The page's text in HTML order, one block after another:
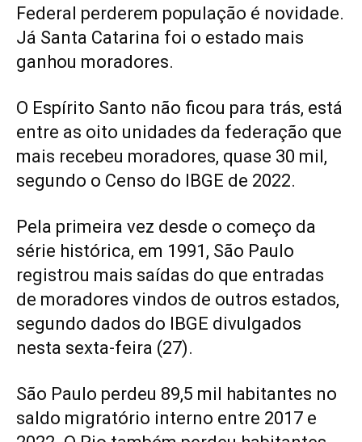
Federal perderem população é novidade.
Já Santa Catarina foi o estado mais
ganhou moradores.
O Espírito Santo não ficou para trás, está
entre as oito unidades da federação que
mais recebeu moradores, quase 30 mil,
segundo o Censo do IBGE de 2022.
Pela primeira vez desde o começo da
série histórica, em 1991, São Paulo
registrou mais saídas do que entradas
de moradores vindos de outros estados,
segundo dados do IBGE divulgados
nesta sexta-feira (27).
São Paulo perdeu 89,5 mil habitantes no
saldo migratório interno entre 2017 e